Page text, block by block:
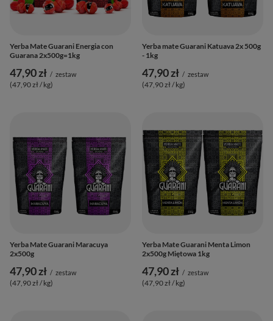
Yerba Mate Guarani Energia con
Guarana 2x500g=1kg
47,90 zł / zestaw
(47,90 zł / kg)
Yerba mate Guarani Katuava 2x 500g
- 1kg
47,90 zł / zestaw
(47,90 zł / kg)
Yerba Mate Guarani Maracuya
2x500g
47,90 zł / zestaw
(47,90 zł / kg)
Yerba Mate Guarani Menta Limon
2x500g Miętowa 1kg
47,90 zł / zestaw
(47,90 zł / kg)